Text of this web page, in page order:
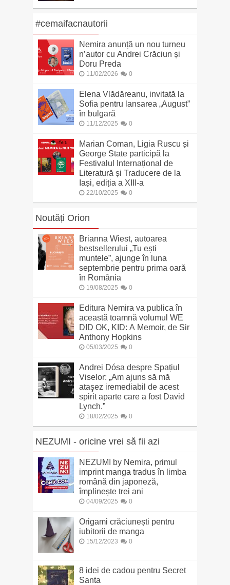
#cemaifacnautorii
Nemira anunță un nou turneu
n’autor cu Andrei Crăciun și
Doru Preda
11/02/2026 0
Elena Vlădăreanu, invitată la
Sofia pentru lansarea „August”
în bulgară
11/12/2025 0
Marian Coman, Ligia Ruscu și
George State participă la
Festivalul Internațional de
Literatură și Traducere de la
Iași, ediția a XIII-a
22/10/2025 0
Noutăți Orion
Brianna Wiest, autoarea
bestsellerului „Tu ești
muntele”, ajunge în luna
septembrie pentru prima oară
în România
19/08/2025 0
Editura Nemira va publica în
această toamnă volumul WE
DID OK, KID: A Memoir, de Sir
Anthony Hopkins
05/03/2025 0
Andrei Dósa despre Spațiul
Viselor: „Am ajuns să mă
ataşez iremediabil de acest
spirit aparte care a fost David
Lynch.”
18/02/2025 0
NEZUMI - oricine vrei să fii azi
NEZUMI by Nemira, primul
imprint manga tradus în limba
română din japoneză,
împlinește trei ani
04/09/2025 0
Origami crăciunești pentru
iubitorii de manga
15/12/2023 0
8 idei de cadou pentru Secret
Santa